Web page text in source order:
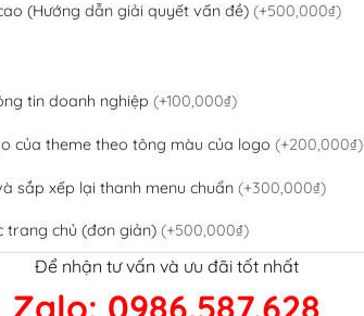
(Hướng dẫn giải quyết vấn đề) (+500,000₫)
tin doanh nghiệp (+100,000₫)
của theme theo tông màu của logo (+200,000₫)
sắp xếp lại thanh menu chuẩn (+300,000₫)
trang chủ (đơn giản) (+500,000₫)
toán QR Code ngân hàng(+100,000₫)
Để nhận tư vấn và ưu đãi tốt nhất
Zalo: 0986.587.628